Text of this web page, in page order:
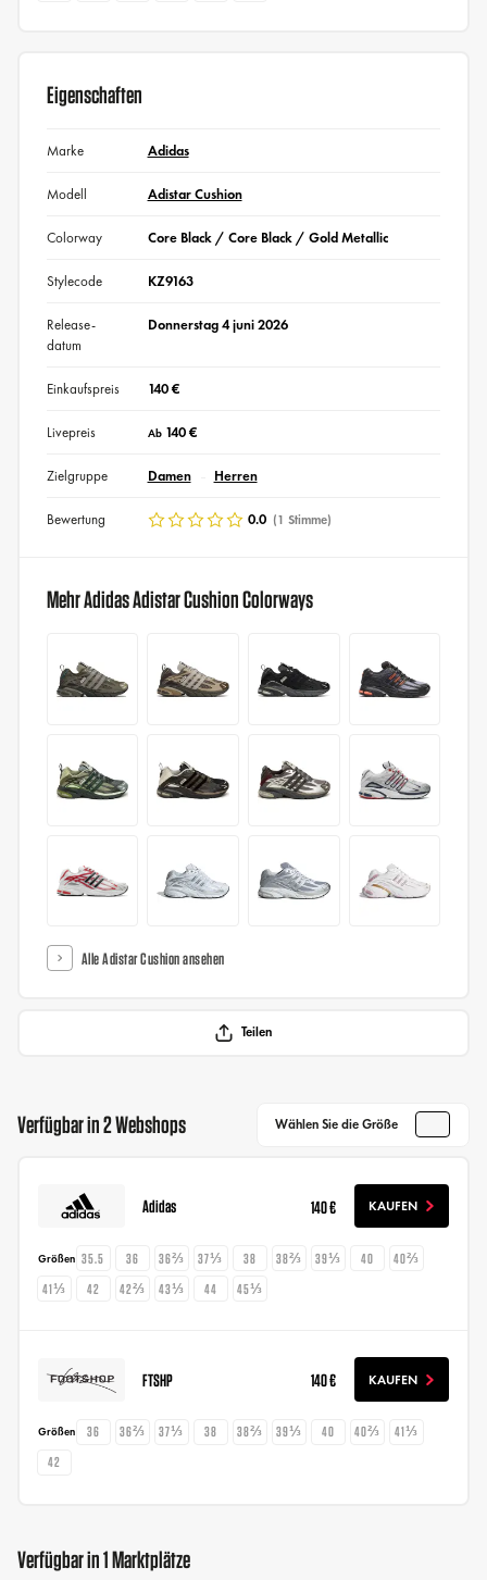
Eigenschaften
Marke Adidas
Modell Adistar Cushion
Colorway Core Black / Core Black / Gold Metallic
Stylecode KZ9163
Release-
datum
Donnerstag 4 juni 2026
Einkaufspreis 140 €
Livepreis Ab140 €
Zielgruppe Damen Herren
Bewertung 0.0 (1 Stimme)
Mehr Adidas Adistar Cushion Colorways
Alle Adistar Cushion ansehen
Teilen
Verfügbar in 2 Webshops Wählen Sie die Größe
Adidas 140 € KAUFEN
Größen 35.5 36 36⅔ 37⅓ 38 38⅔ 39⅓ 40
40⅔
41⅓
42 42⅔ 43⅓ 44 45⅓
FTSHP 140 € KAUFEN
Größen 36 36⅔ 37⅓ 38 38⅔ 39⅓ 40 40⅔
41⅓
42
Verfügbar in 1 Marktplätze